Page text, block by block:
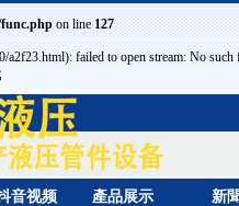
on line127
a2f23.html): failed to open stream: No
音视频 產品展示 新